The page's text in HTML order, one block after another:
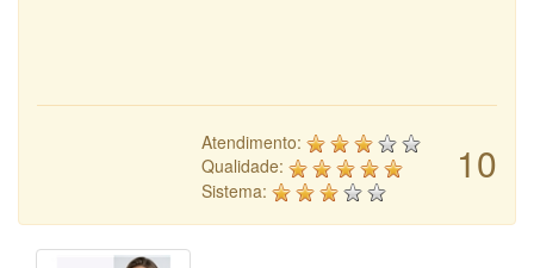
10
Atendimento:
Qualidade:
Sistema: